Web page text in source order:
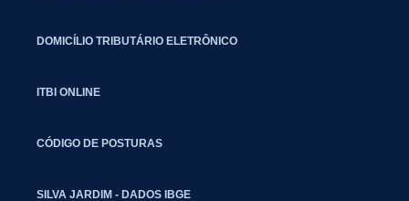
DOMICÍLIO TRIBUTÁRIO ELETRÔNICO
ITBI ONLINE
CÓDIGO DE POSTURAS
SILVA JARDIM - DADOS IBGE